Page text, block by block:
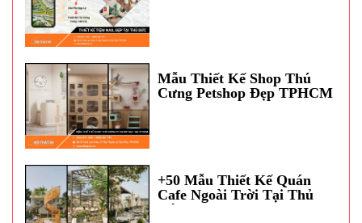
Mẫu Thiết Kế Shop Thú
Cưng Petshop Đẹp TPHCM
+50 Mẫu Thiết Kế Quán
Cafe Ngoài Trời Tại Thủ
Đức